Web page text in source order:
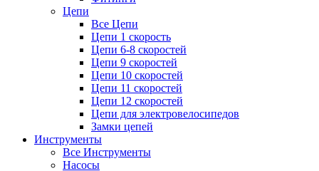
Цепи
Все Цепи
Цепи 1 скорость
Цепи 6-8 скоростей
Цепи 9 скоростей
Цепи 10 скоростей
Цепи 11 скоростей
Цепи 12 скоростей
Цепи для электровелосипедов
Замки цепей
Инструменты
Все Инструменты
Насосы